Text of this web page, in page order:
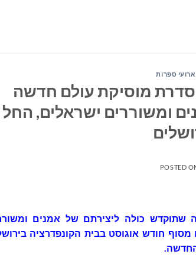
ספרות
מוסיקת עולם חדשה
ומשוררים ישראלים, החל
POSTED
שתוקדש כולה ליצירתם של אמנים
חודש אוגוסט בבית הקונפדרציה